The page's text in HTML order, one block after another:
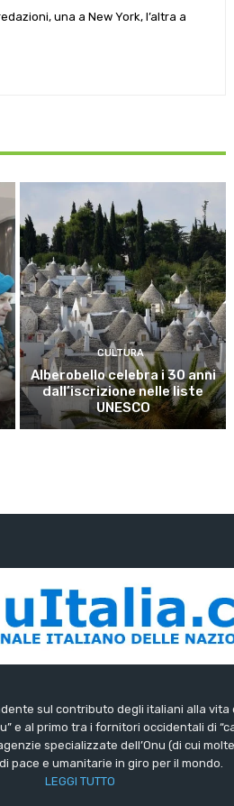
una a New York, l’altra a
CULTURA
Alberobello celebra i 30 anni
dall’iscrizione nelle liste
UNESCO
sul contributo degli italiani alla vita
e al primo tra i fornitori occidentali di
specializzate dell’Onu (di cui
pace e umanitarie in giro per il mondo.
LEGGI TUTTO